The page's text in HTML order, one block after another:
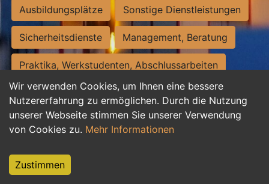
Wir verwenden Cookies, um Ihnen eine bessere
Nutzererfahrung zu ermöglichen. Durch die Nutzung
unserer Webseite stimmen Sie unserer Verwendung
von Cookies zu. Mehr Informationen
Zustimmen
Ausbildungsplätze Sonstige Dienstleistungen
Sicherheitsdienste Management, Beratung
Praktika, Werkstudenten, Abschlussarbeiten
Personalwesen Assistenz, Sekretariat
Hilfskräfte, Aushilfs- und Nebenjobs
Weiterbildung, Studium, duale Ausbildung